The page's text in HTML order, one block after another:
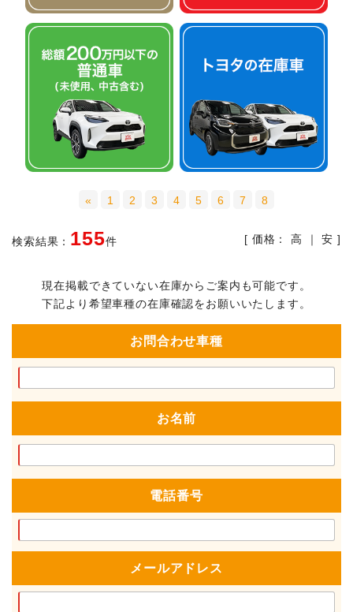
« 1 2 3 4 5 6 7 8
[ 価格：高 ｜安 ]
検索結果： 155件
現在掲載できていない在庫からご案内も可能です。
下記より希望車種の在庫確認をお願いいたします。
お問合わせ車種
お名前
電話番号
メールアドレス